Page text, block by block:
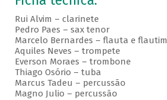
Rui Alvim – clarinete
Pedro Paes – sax tenor
Marcelo Bernardes – flauta e flautim
Aquiles Neves – trompete
Everson Moraes – trombone
Thiago Osório – tuba
Marcus Tadeu – percussão
Magno Julio – percussão